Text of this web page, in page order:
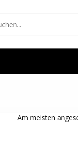
Am meisten